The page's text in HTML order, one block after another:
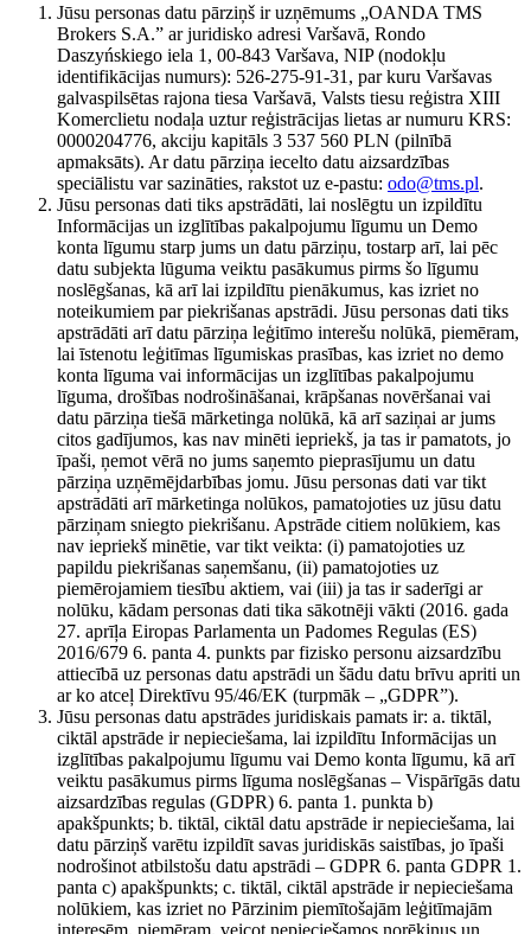
Jūsu personas datu pārziņš ir uzņēmums „OANDA TMS
Brokers S.A.” ar juridisko adresi Varšavā, Rondo
Daszyńskiego iela 1, 00-843 Varšava, NIP (nodokļu
identifikācijas numurs): 526-275-91-31, par kuru Varšavas
galvaspilsētas rajona tiesa Varšavā, Valsts tiesu reģistra XIII
Komerclietu nodaļa uztur reģistrācijas lietas ar numuru KRS:
0000204776, akciju kapitāls 3 537 560 PLN (pilnībā
apmaksāts). Ar datu pārziņa iecelto datu aizsardzības
speciālistu var sazināties, rakstot uz e-pastu: odo@tms.pl.
Jūsu personas dati tiks apstrādāti, lai noslēgtu un izpildītu
Informācijas un izglītības pakalpojumu līgumu un Demo
konta līgumu starp jums un datu pārziņu, tostarp arī, lai pēc
datu subjekta lūguma veiktu pasākumus pirms šo līgumu
noslēgšanas, kā arī lai izpildītu pienākumus, kas izriet no
noteikumiem par piekrišanas apstrādi. Jūsu personas dati tiks
apstrādāti arī datu pārziņa leģitīmo interešu nolūkā, piemēram,
lai īstenotu leģitīmas līgumiskas prasības, kas izriet no demo
konta līguma vai informācijas un izglītības pakalpojumu
līguma, drošības nodrošināšanai, krāpšanas novēršanai vai
datu pārziņa tiešā mārketinga nolūkā, kā arī saziņai ar jums
citos gadījumos, kas nav minēti iepriekš, ja tas ir pamatots, jo
īpaši, ņemot vērā no jums saņemto pieprasījumu un datu
pārziņa uzņēmējdarbības jomu. Jūsu personas dati var tikt
apstrādāti arī mārketinga nolūkos, pamatojoties uz jūsu datu
pārziņam sniegto piekrišanu. Apstrāde citiem nolūkiem, kas
nav iepriekš minētie, var tikt veikta: (i) pamatojoties uz
papildu piekrišanas saņemšanu, (ii) pamatojoties uz
piemērojamiem tiesību aktiem, vai (iii) ja tas ir saderīgi ar
nolūku, kādam personas dati tika sākotnēji vākti (2016. gada
27. aprīļa Eiropas Parlamenta un Padomes Regulas (ES)
2016/679 6. panta 4. punkts par fizisko personu aizsardzību
attiecībā uz personas datu apstrādi un šādu datu brīvu apriti un
ar ko atceļ Direktīvu 95/46/EK (turpmāk – „GDPR”).
Jūsu personas datu apstrādes juridiskais pamats ir: a. tiktāl,
ciktāl apstrāde ir nepieciešama, lai izpildītu Informācijas un
izglītības pakalpojumu līgumu vai Demo konta līgumu, kā arī
veiktu pasākumus pirms līguma noslēgšanas – Vispārīgās datu
aizsardzības regulas (GDPR) 6. panta 1. punkta b)
apakšpunkts; b. tiktāl, ciktāl datu apstrāde ir nepieciešama, lai
datu pārziņš varētu izpildīt savas juridiskās saistības, jo īpaši
nodrošinot atbilstošu datu apstrādi – GDPR 6. panta GDPR 1.
panta c) apakšpunkts; c. tiktāl, ciktāl apstrāde ir nepieciešama
nolūkiem, kas izriet no Pārzinim piemītošajām leģitīmajām
interesēm, piemēram, veicot nepieciešamos norēķinus un